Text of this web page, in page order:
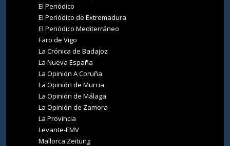
El Periódico
El Periódico de Extremadura
El Periódico Mediterráneo
Faro de Vigo
La Crónica de Badajoz
La Nueva España
La Opinión A Coruña
La Opinión de Murcia
La Opinión de Málaga
La Opinión de Zamora
La Provincia
Levante-EMV
Mallorca Zeitung